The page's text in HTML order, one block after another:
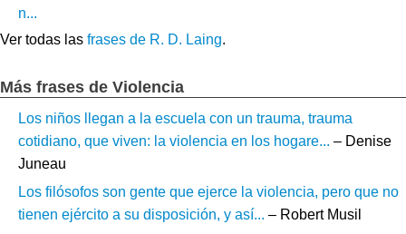
n...
Ver todas las frases de R. D. Laing.
Más frases de Violencia
Los niños llegan a la escuela con un trauma, trauma
cotidiano, que viven: la violencia en los hogare... – Denise
Juneau
Los filósofos son gente que ejerce la violencia, pero que no
tienen ejército a su disposición, y así... – Robert Musil